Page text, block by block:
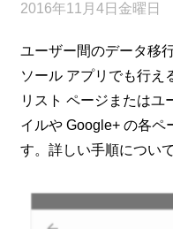
2016年11月4日金曜日
ユーザー間のデータ移
ソール アプリでも行え
リスト ページまたはユ
イルや Google+ の各ペ
す。詳しい手順について